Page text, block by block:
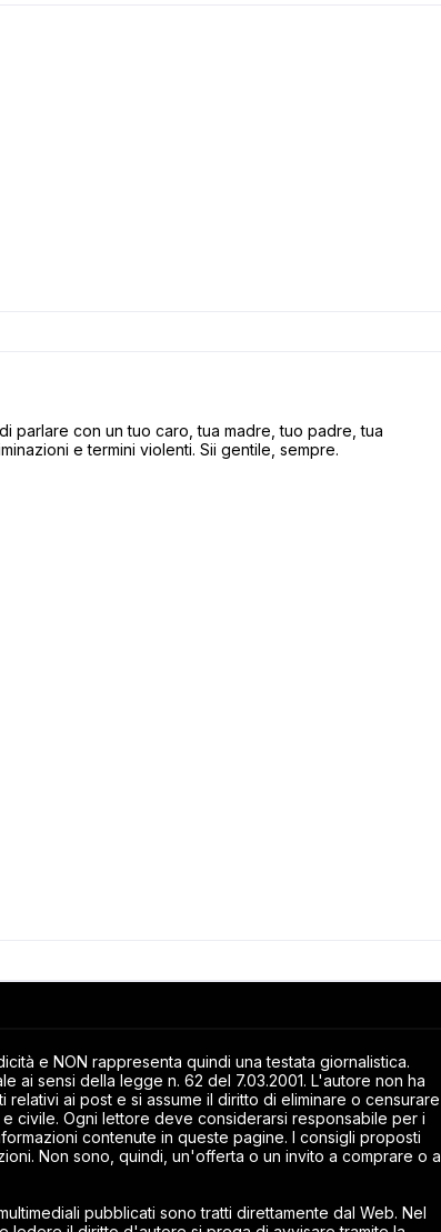
parlare con un tuo caro, tua madre, tuo padre, tua
e termini violenti. Sii gentile, sempre.
e NON rappresenta quindi una testata giornalistica.
ai sensi della legge n. 62 del 7.03.2001. L'autore non ha
ai post e si assume il diritto di eliminare o censurare
civile. Ogni lettore deve considerarsi responsabile per i
contenute in queste pagine. I consigli proposti
Non sono, quindi, un'offerta o un invito a comprare o a
pubblicati sono tratti direttamente dal Web. Nel